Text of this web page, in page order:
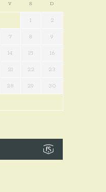
V S D
1 2
7 8 9
14 15 16
21 22 23
28 29 30